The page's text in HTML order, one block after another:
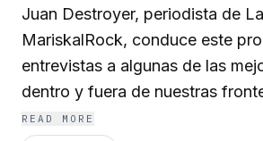
Juan Destroyer, periodista de
MariskalRock, conduce este
entrevistas a algunas de las
dentro y fuera de nuestras
READ MORE